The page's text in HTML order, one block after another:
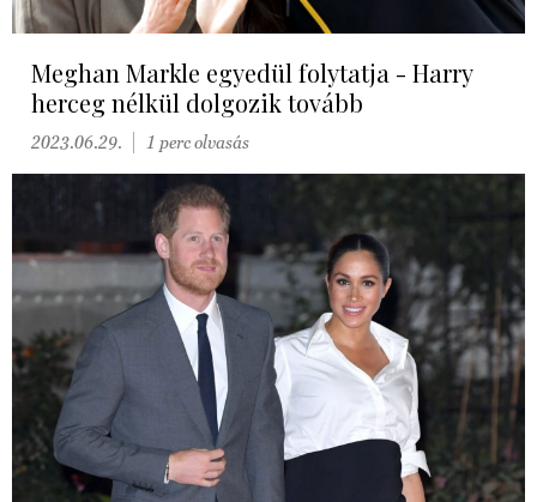
Meghan Markle egyedül folytatja - Harry
herceg nélkül dolgozik tovább
2023.06.29. 1 perc olvasás